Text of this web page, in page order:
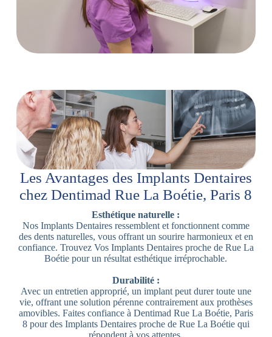
Les Avantages des Implants Dentaires
chez Dentimad Rue La Boétie, Paris 8
Esthétique naturelle :
Nos Implants Dentaires ressemblent et fonctionnent comme
des dents naturelles, vous offrant un sourire harmonieux et en
confiance. Trouvez Vos Implants Dentaires proche de Rue La
Boétie pour un résultat esthétique irréprochable.
Durabilité :
Avec un entretien approprié, un implant peut durer toute une
vie, offrant une solution pérenne contrairement aux prothèses
amovibles. Faites confiance à Dentimad Rue La Boétie, Paris
8 pour des Implants Dentaires proche de Rue La Boétie qui
répondent à vos attentes.